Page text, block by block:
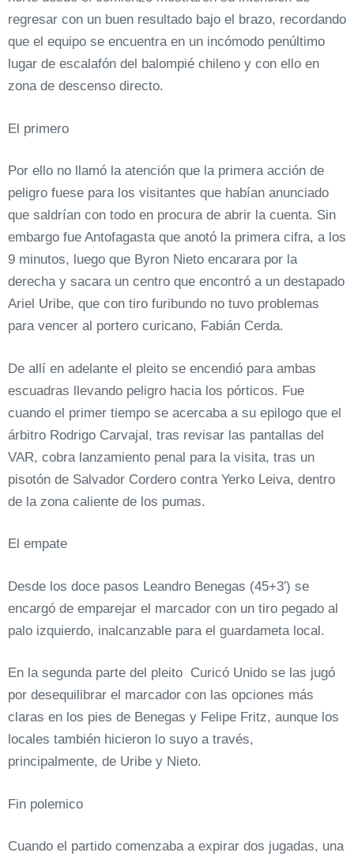
regresar con un buen resultado bajo el brazo, recordando
que el equipo se encuentra en un incómodo penúltimo
lugar de escalafón del balompié chileno y con ello en
zona de descenso directo.
El primero
Por ello no llamó la atención que la primera acción de
peligro fuese para los visitantes que habían anunciado
que saldrían con todo en procura de abrir la cuenta. Sin
embargo fue Antofagasta que anotó la primera cifra, a los
9 minutos, luego que Byron Nieto encarara por la
derecha y sacara un centro que encontró a un destapado
Ariel Uribe, que con tiro furibundo no tuvo problemas
para vencer al portero curicano, Fabián Cerda.
De allí en adelante el pleito se encendió para ambas
escuadras llevando peligro hacia los pórticos. Fue
cuando el primer tiempo se acercaba a su epilogo que el
árbitro Rodrigo Carvajal, tras revisar las pantallas del
VAR, cobra lanzamiento penal para la visita, tras un
pisotón de Salvador Cordero contra Yerko Leiva, dentro
de la zona caliente de los pumas.
El empate
Desde los doce pasos Leandro Benegas (45+3′) se
encargó de emparejar el marcador con un tiro pegado al
palo izquierdo, inalcanzable para el guardameta local.
En la segunda parte del pleito Curicó Unido se las jugó
por desequilibrar el marcador con las opciones más
claras en los pies de Benegas y Felipe Fritz, aunque los
locales también hicieron lo suyo a través,
principalmente, de Uribe y Nieto.
Fin polemico
Cuando el partido comenzaba a expirar dos jugadas, una